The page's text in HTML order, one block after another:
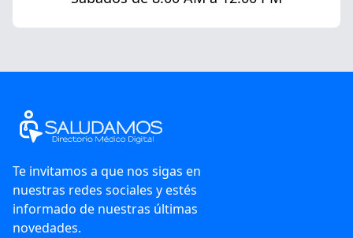
Te invitamos a que nos sigas en
nuestras redes sociales y estés
informado de nuestras últimas
novedades.